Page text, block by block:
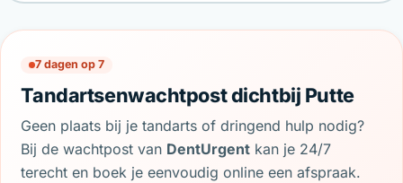
7 dagen op 7
Tandartsenwachtpost dichtbij Putte
Geen plaats bij je tandarts of dringend hulp nodig?
Bij de wachtpost van DentUrgent kan je 24/7
terecht en boek je eenvoudig online een afspraak.